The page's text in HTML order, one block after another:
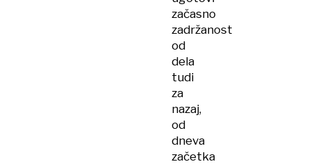
začasno
zadržanost
od
dela
tudi
za
nazaj,
od
dneva
začetka